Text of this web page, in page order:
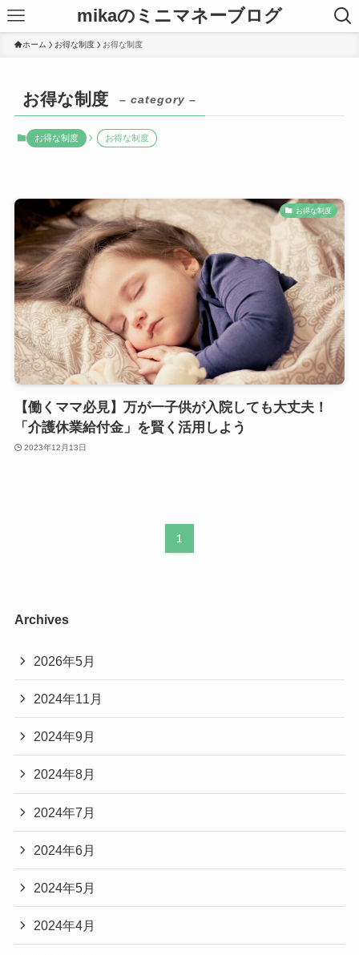
mikaのミニマネーブログ
ホーム お得な制度 お得な制度
お得な制度 – category –
お得な制度 お得な制度
お得な制度
【働くママ必見】万が一子供が入院しても大丈夫！
「介護休業給付金」を賢く活用しよう
2023年12月13日
1
Archives
2026年5月
2024年11月
2024年9月
2024年8月
2024年7月
2024年6月
2024年5月
2024年4月